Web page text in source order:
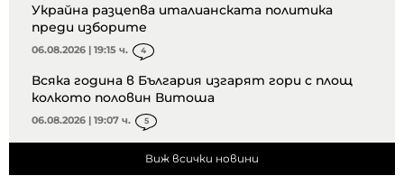
Украйна разцепва италианската политика
преди изборите
06.08.2026 | 19:15 ч. 4
Всяка година в България изгарят гори с площ
колкото половин Витоша
06.08.2026 | 19:07 ч. 5
Виж всички новини